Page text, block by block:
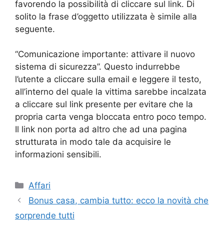
favorendo la possibilità di cliccare sul link. Di
solito la frase d’oggetto utilizzata è simile alla
seguente.
“Comunicazione importante: attivare il nuovo
sistema di sicurezza”. Questo indurrebbe
l’utente a cliccare sulla email e leggere il testo,
all’interno del quale la vittima sarebbe incalzata
a cliccare sul link presente per evitare che la
propria carta venga bloccata entro poco tempo.
Il link non porta ad altro che ad una pagina
strutturata in modo tale da acquisire le
informazioni sensibili.
Categorie
Affari
Bonus casa, cambia tutto: ecco la novità che
sorprende tutti